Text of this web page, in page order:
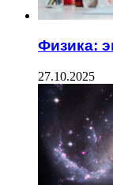
Физика:
27.10.2025